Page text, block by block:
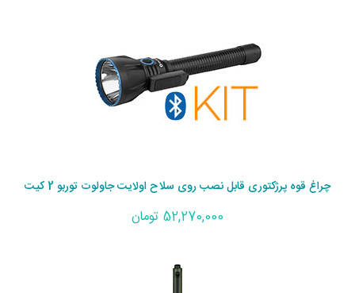
چراغ قوه پرژکتوری قابل نصب روی سلاح اولایت جاولوت توربو 2 کیت
52,270,000 تومان